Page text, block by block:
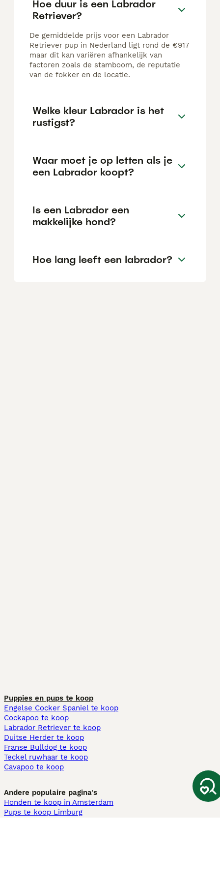
Hoe duur is een Labrador
Retriever?
De gemiddelde prijs voor een Labrador
Retriever pup in Nederland ligt rond de €917
maar dit kan variëren afhankelijk van
factoren zoals de stamboom, de reputatie
van de fokker en de locatie.
Welke kleur Labrador is het
rustigst?
Waar moet je op letten als je
een Labrador koopt?
Is een Labrador een
makkelijke hond?
Hoe lang leeft een labrador?
Puppies en pups te koop
Engelse Cocker Spaniel te koop
Cockapoo te koop
Labrador Retriever te koop
Duitse Herder te koop
Franse Bulldog te koop
Teckel ruwhaar te koop
Cavapoo te koop
Andere populaire pagina's
Honden te koop in Amsterdam
Pups te koop Limburg​